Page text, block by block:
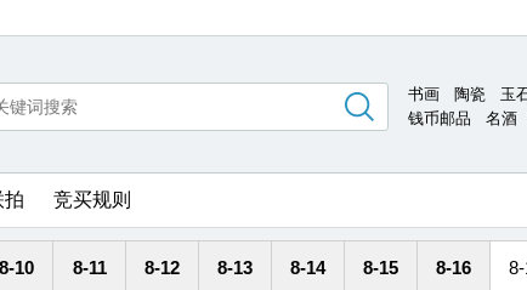
书画 陶瓷 玉
钱币邮品
名酒
拍 竞买规则
8-10 8-11 8-12 8-13 8-14 8-15 8-16